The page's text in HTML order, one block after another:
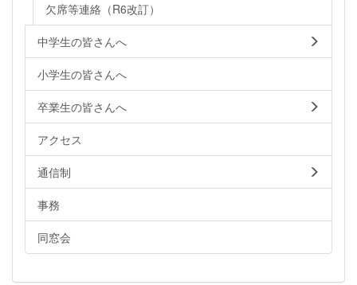
欠席等連絡（R6改訂）
中学生の皆さんへ
小学生の皆さんへ
卒業生の皆さんへ
アクセス
通信制
事務
同窓会